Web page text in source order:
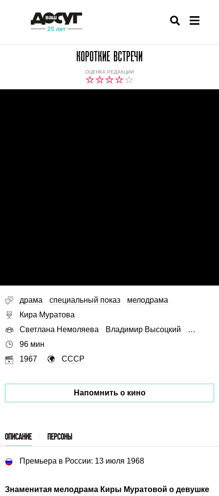
КОРОТКИЕ ВСТРЕЧИ
ОЦЕНКА РЕДАКЦИИ
драма специальный показ
мелодрама
Кира Муратова
Светлана Немоляева
Владимир Высоцкий
…
96 мин
1967
СССР
Напомнить о кино
ОПИСАНИЕ ПЕРСОНЫ
Премьера в России: 13 июля 1968
Знаменитая мелодрама Киры Муратовой о девушке